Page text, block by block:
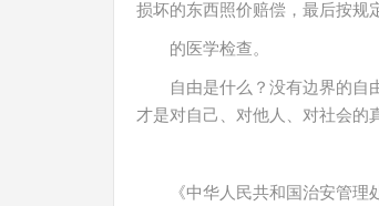
损坏的东西照价赔偿，最后按规
的医学检查。
自由是什么？没有边界的自
才是对自己、对他人、对社会的
《中华人民共和国治安管